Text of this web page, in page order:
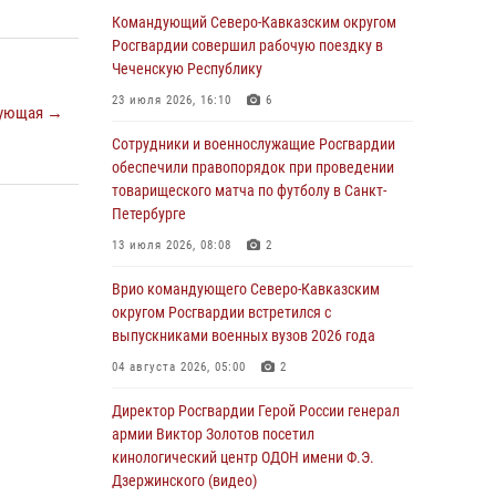
→
06 августа 2026, 13:24
Росгвардейцы задержали мужчину,
открывшего стрельбу в Подмосковье (видео)
Росгвардейцы провели выставку вооружения
для участников сбора «Гвардеец» в Пензе
(видео)
06 августа 2026, 12:00
В Курске росгвардейцы приняли участие в
митинге, посвященном второй годовщине
вторжения ВСУ на территорию области
06 августа 2026, 11:56 4
В Санкт-Петербурге наряд Росгвардии
задержал правонарушителя, угрожавшего
подростку травматическим пистолетом
06 августа 2026, 11:33
Командующий Северо-Кавказским округом
Росгвардии совершил рабочую поездку в
Чеченскую Республику
23 июля 2026, 16:10 6
Сотрудники и военнослужащие Росгвардии
обеспечили правопорядок при проведении
товарищеского матча по футболу в Санкт-
Петербурге
13 июля 2026, 08:08 2
Врио командующего Северо-Кавказским
округом Росгвардии встретился с
выпускниками военных вузов 2026 года
04 августа 2026, 05:00 2
Директор Росгвардии Герой России генерал
армии Виктор Золотов посетил
кинологический центр ОДОН имени Ф.Э.
Дзержинского (видео)